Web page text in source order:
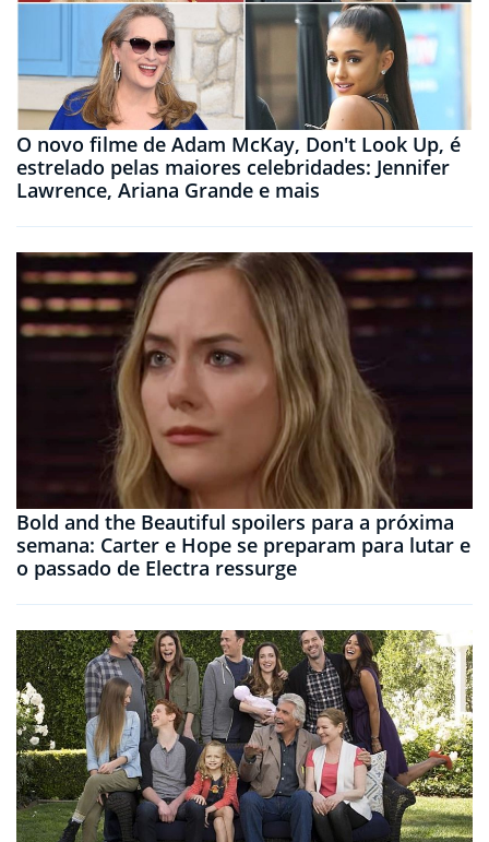
O novo filme de Adam McKay, Don't Look Up, é
estrelado pelas maiores celebridades: Jennifer
Lawrence, Ariana Grande e mais
Bold and the Beautiful spoilers para a próxima
semana: Carter e Hope se preparam para lutar e
o passado de Electra ressurge